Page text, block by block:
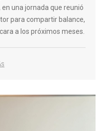
una jornada que reunió
para compartir balance,
a los próximos meses.